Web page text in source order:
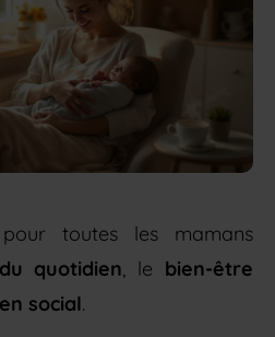
toutes les mamans
quotidien, le bien-être
social.